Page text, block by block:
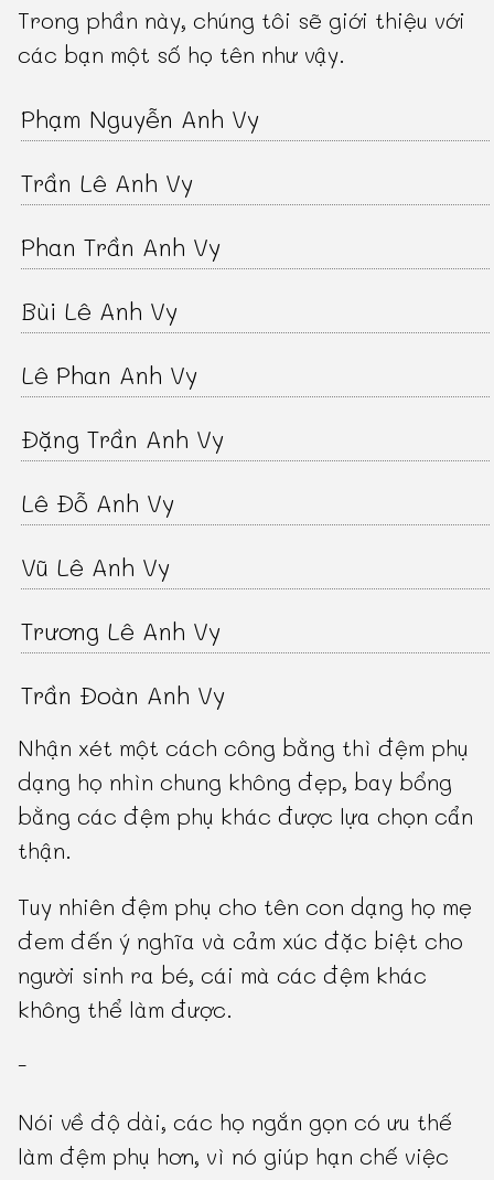
Trong phần này, chúng tôi sẽ giới thiệu với
các bạn một số họ tên như vậy.
Phạm Nguyễn Anh Vy
Trần Lê Anh Vy
Phan Trần Anh Vy
Bùi Lê Anh Vy
Lê Phan Anh Vy
Đặng Trần Anh Vy
Lê Đỗ Anh Vy
Vũ Lê Anh Vy
Trương Lê Anh Vy
Trần Đoàn Anh Vy
Nhận xét một cách công bằng thì đệm phụ
dạng họ nhìn chung không đẹp, bay bổng
bằng các đệm phụ khác được lựa chọn cẩn
thận.
Tuy nhiên đệm phụ cho tên con dạng họ mẹ
đem đến ý nghĩa và cảm xúc đặc biệt cho
người sinh ra bé, cái mà các đệm khác
không thể làm được.
-
Nói về độ dài, các họ ngắn gọn có ưu thế
làm đệm phụ hơn, vì nó giúp hạn chế việc